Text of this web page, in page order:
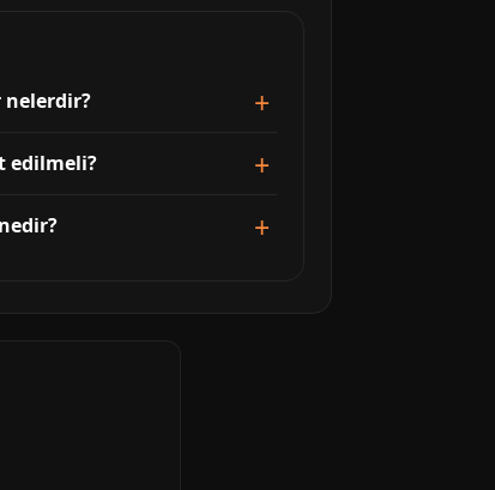
nelerdir?
edilmeli?